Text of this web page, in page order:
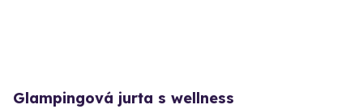
Glampingová jurta s wellness